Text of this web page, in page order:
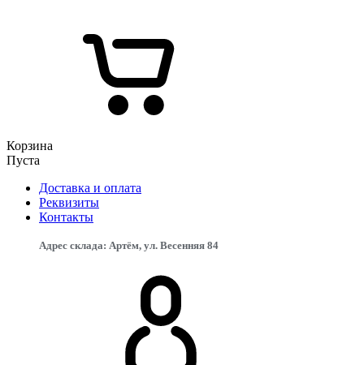
Корзина
Пуста
Доставка и оплата
Реквизиты
Контакты
Адрес склада: Артём, ул. Весенняя 84